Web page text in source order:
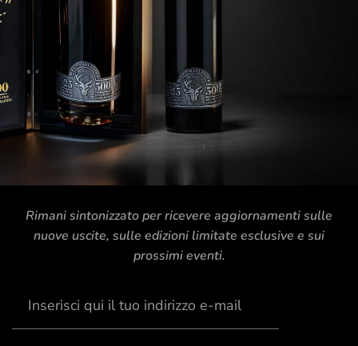
Rimani sintonizzato per ricevere aggiornamenti sulle
nuove uscite, sulle edizioni limitate esclusive e sui
prossimi eventi.